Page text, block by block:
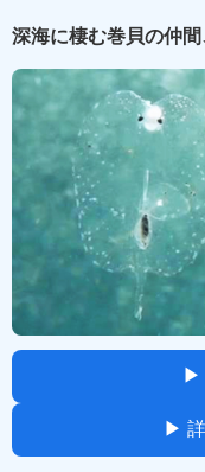
深海に棲む巻貝の仲
▶
▶